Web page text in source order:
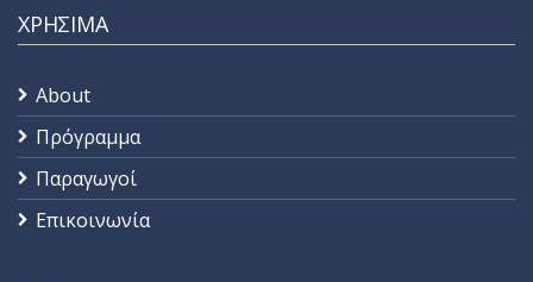
ΧΡΗΣΙΜΑ
About
Πρόγραμμα
Παραγωγοί
Επικοινωνία